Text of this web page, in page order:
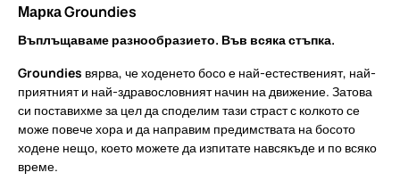
Марка Groundies
Въплъщаваме разнообразието. Във всяка стъпка.
Groundies вярва, че ходенето босо е най-естественият, най-
приятният и най-здравословният начин на движение. Затова
си поставихме за цел да споделим тази страст с колкото се
може повече хора и да направим предимствата на босото
ходене нещо, което можете да изпитате навсякъде и по всяко
време.